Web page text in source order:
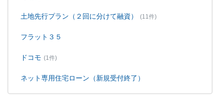
土地先行プラン（２回に分けて融資） (11件)
フラット３５
ドコモ (1件)
ネット専用住宅ローン（新規受付終了）